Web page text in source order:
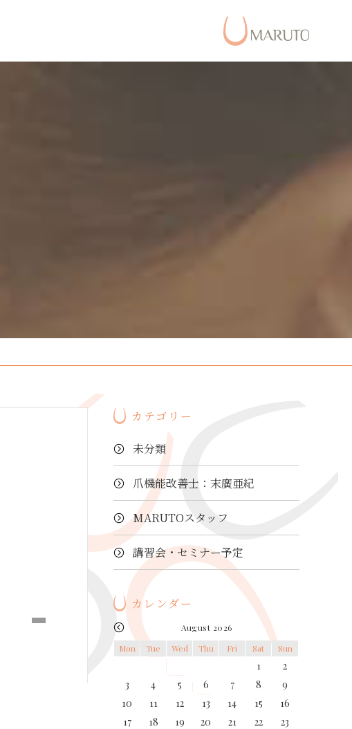
カテゴリー
未分類
爪機能改善士：末廣亜紀
MARUTOスタッフ
講習会・セミナー予定
カレンダー
August 2026
Mon
Tue Wed Thu Fri Sat Sun
1
2
3
4 5 6 7 8
9
10
11 12 13 14 15
16
17
18 19 20 21 22
23